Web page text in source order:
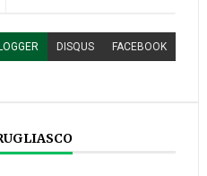
DISQUS FACEBOOK